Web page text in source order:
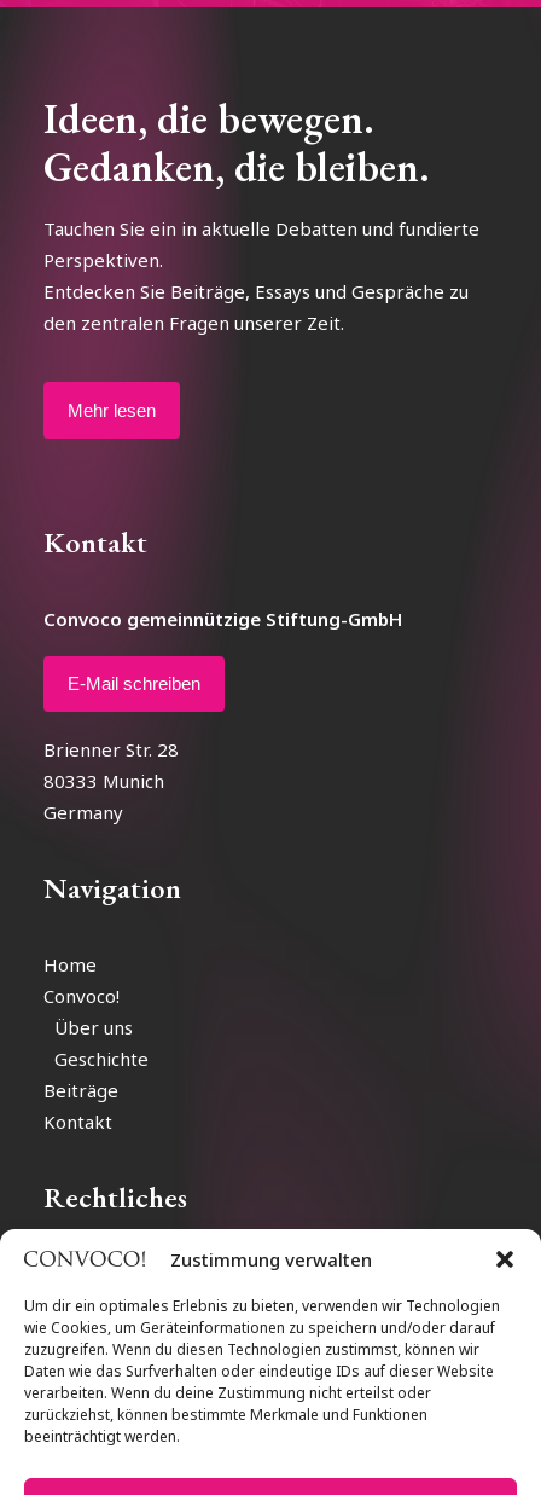
Zustimmung verwalten
Um dir ein optimales Erlebnis zu bieten, verwenden wir Technologien
wie Cookies, um Geräteinformationen zu speichern und/oder darauf
zuzugreifen. Wenn du diesen Technologien zustimmst, können wir
Daten wie das Surfverhalten oder eindeutige IDs auf dieser Website
verarbeiten. Wenn du deine Zustimmung nicht erteilst oder
zurückziehst, können bestimmte Merkmale und Funktionen
beeinträchtigt werden.
Ideen, die bewegen.
Gedanken, die bleiben.
Tauchen Sie ein in aktuelle Debatten und fundierte
Perspektiven.
Entdecken Sie Beiträge, Essays und Gespräche zu
den zentralen Fragen unserer Zeit.
Mehr lesen
Kontakt
Convoco gemeinnützige Stiftung-GmbH
E-Mail schreiben
Brienner Str. 28
80333 Munich
Germany
Navigation
Home
Convoco!
Über uns
Geschichte
Beiträge
Kontakt
Rechtliches
Impressum
Datenschutz
Cookie-Richtlinien
Follow us